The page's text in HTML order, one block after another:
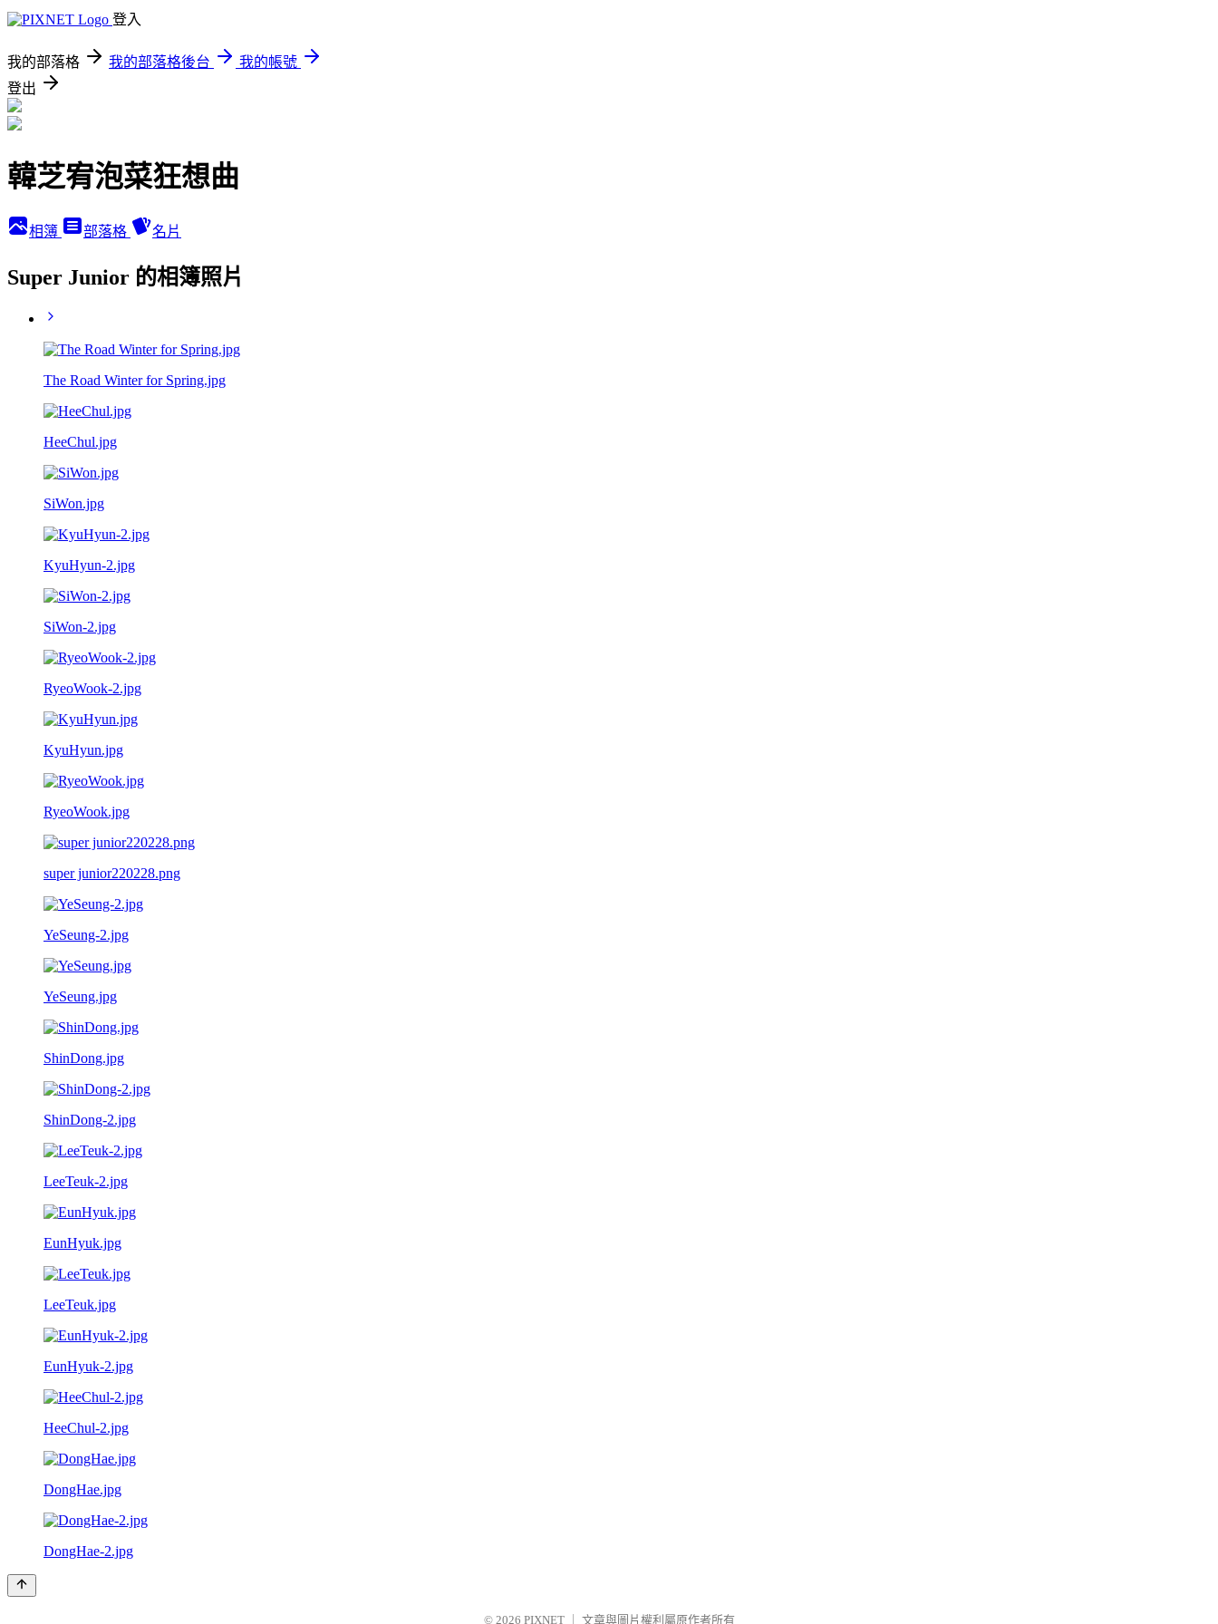
登入
我的部落格 我的部落格後台
我的帳號
登出
韓芝宥泡菜狂想曲
相簿 部落格 名片
Super Junior 的相簿照片
The Road Winter for Spring.jpg
HeeChul.jpg
SiWon.jpg
KyuHyun-2.jpg
SiWon-2.jpg
RyeoWook-2.jpg
KyuHyun.jpg
RyeoWook.jpg
super junior220228.png
YeSeung-2.jpg
YeSeung.jpg
ShinDong.jpg
ShinDong-2.jpg
LeeTeuk-2.jpg
EunHyuk.jpg
LeeTeuk.jpg
EunHyuk-2.jpg
HeeChul-2.jpg
DongHae.jpg
DongHae-2.jpg
© 2026 PIXNET 文章與圖片權利屬原作者所有